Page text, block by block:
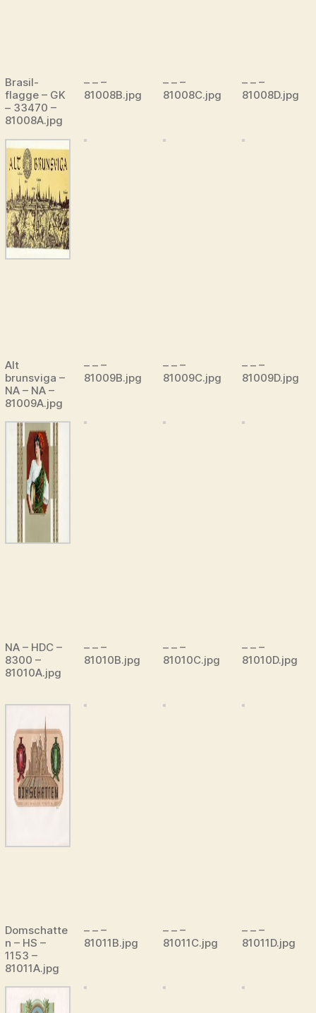
Brasil-
flagge – GK
– 33470 –
81008A.jpg
– – –
81008B.jpg
– – –
81008C.jpg
– – –
81008D.jpg
Alt
brunsviga –
NA – NA –
81009A.jpg
– – –
81009B.jpg
– – –
81009C.jpg
– – –
81009D.jpg
NA – HDC –
8300 –
81010A.jpg
– – –
81010B.jpg
– – –
81010C.jpg
– – –
81010D.jpg
Domschatte
n – HS –
1153 –
81011A.jpg
– – –
81011B.jpg
– – –
81011C.jpg
– – –
81011D.jpg